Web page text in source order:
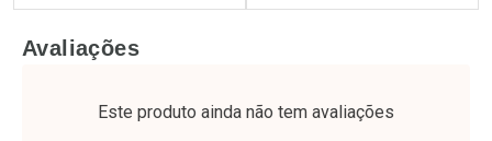
Laboratório
Por Menos Laboratório
Por Menos
Avaliações
Este produto ainda não tem avaliações